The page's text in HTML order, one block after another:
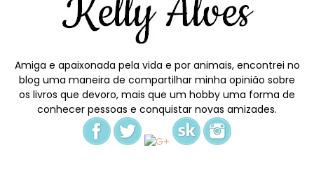
Amiga e apaixonada pela vida e por animais, encontrei no
blog uma maneira de compartilhar minha opinião sobre
os livros que devoro, mais que um hobby uma forma de
conhecer pessoas e conquistar novas amizades.